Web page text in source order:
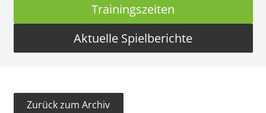
Trainingszeiten
Aktuelle Spielberichte
Zurück zum Archiv